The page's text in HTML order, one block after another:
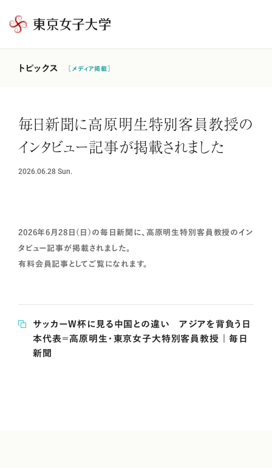
東
トピックス ［メディア掲載］
毎日新聞に高原明生特別客員教授の
インタビュー記事が掲載されました
2026.06.28Sun.
2026年6月28日(日)の毎日新聞に、高原明生特別客員教授のイン
タビュー記事が掲載されました。
有料会員記事としてご覧になれます。
サッカーW杯に見る中国との違い アジアを背負う日
本代表＝高原明生・東京女子大特別客員教授 | 毎日
新聞